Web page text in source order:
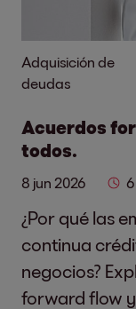
Adquisición de
deudas
Acuerdos
todos.
8 jun 2026
¿Por qué las
continua
negocios?
forward flow